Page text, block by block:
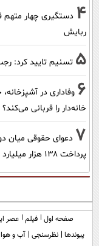
4 دستگیری چهار متهم
ربایش
5 تسنیم تایید کرد:
6 وفاداری در
خانه‌دار را قربانی می‌کند؟
7 دعوای حقوقی میان
پرداخت ۱۳۸ هزار میلیارد تومان
صفحه اول فیلم عصر
پیوندها نظرسنجی آب و هوا